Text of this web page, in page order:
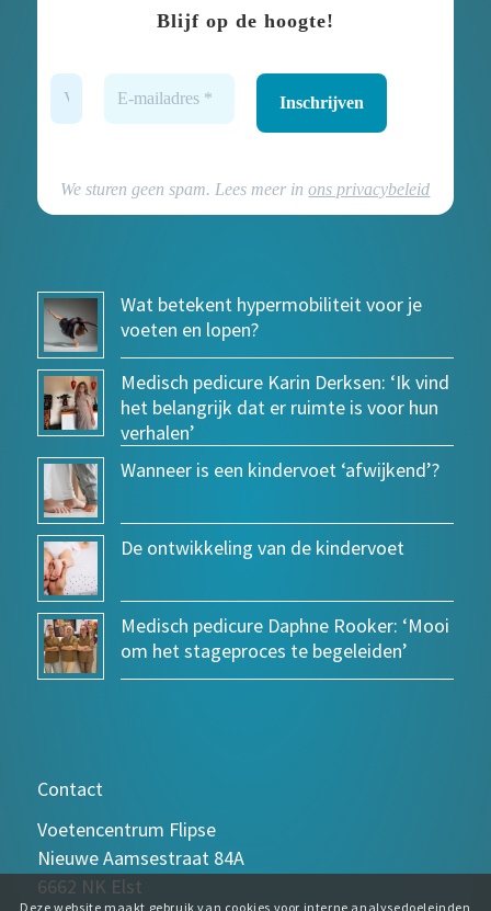
Blijf op de hoogte!
We sturen geen spam. Lees meer inons privacybeleid
Wat betekent hypermobiliteit voor je
voeten en lopen?
Medisch pedicure Karin Derksen: ‘Ik vind
het belangrijk dat er ruimte is voor hun
verhalen’
Wanneer is een kindervoet ‘afwijkend’?
De ontwikkeling van de kindervoet
Medisch pedicure Daphne Rooker: ‘Mooi
om het stageproces te begeleiden’
Contact
Voetencentrum Flipse
Nieuwe Aamsestraat 84A
6662 NK Elst
Deze website maakt gebruik van cookies voor interne analysedoeleinden